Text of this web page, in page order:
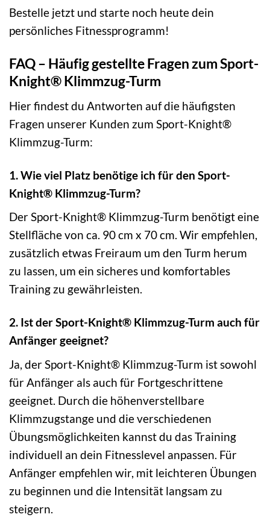
Bestelle jetzt und starte noch heute dein
persönliches Fitnessprogramm!
FAQ – Häufig gestellte Fragen zum Sport-
Knight® Klimmzug-Turm
Hier findest du Antworten auf die häufigsten
Fragen unserer Kunden zum Sport-Knight®
Klimmzug-Turm:
1. Wie viel Platz benötige ich für den Sport-
Knight® Klimmzug-Turm?
Der Sport-Knight® Klimmzug-Turm benötigt eine
Stellfläche von ca. 90 cm x 70 cm. Wir empfehlen,
zusätzlich etwas Freiraum um den Turm herum
zu lassen, um ein sicheres und komfortables
Training zu gewährleisten.
2. Ist der Sport-Knight® Klimmzug-Turm auch für
Anfänger geeignet?
Ja, der Sport-Knight® Klimmzug-Turm ist sowohl
für Anfänger als auch für Fortgeschrittene
geeignet. Durch die höhenverstellbare
Klimmzugstange und die verschiedenen
Übungsmöglichkeiten kannst du das Training
individuell an dein Fitnesslevel anpassen. Für
Anfänger empfehlen wir, mit leichteren Übungen
zu beginnen und die Intensität langsam zu
steigern.